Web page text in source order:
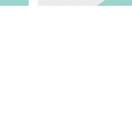
საბაზისო პრინციპებს“ -